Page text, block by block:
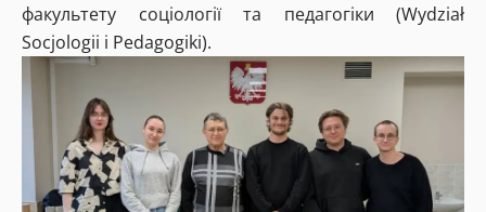
факультету соціології та педагогіки (Wydział
Socjologii i Pedagogiki).